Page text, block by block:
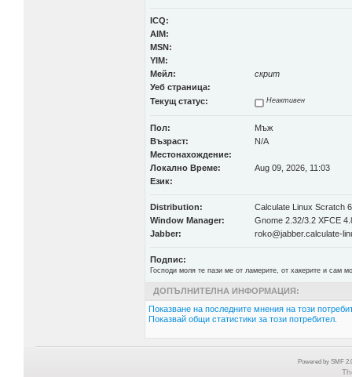
ICQ:
AIM:
MSN:
YIM:
Мейл:
скрит
Уеб страница:
Текущ статус:
Неактивен
Пол:
Мъж
Възраст:
N/A
Местонахождение:
Локално Време:
Aug 09, 2026, 11:03
Език:
Distribution:
Calculate Linux Scratch
Window Manager:
Gnome 2.32/3.2 XFCE
Jabber:
roko@jabber.calculate-
Подпис:
Господи моля те пази ме от ламерите, от хакерите и сам
ДОПЪЛНИТЕЛНА ИНФОРМАЦИЯ:
Показване на последните мнения на този
Показвай общи статистики за този потребител.
Powered by SMF